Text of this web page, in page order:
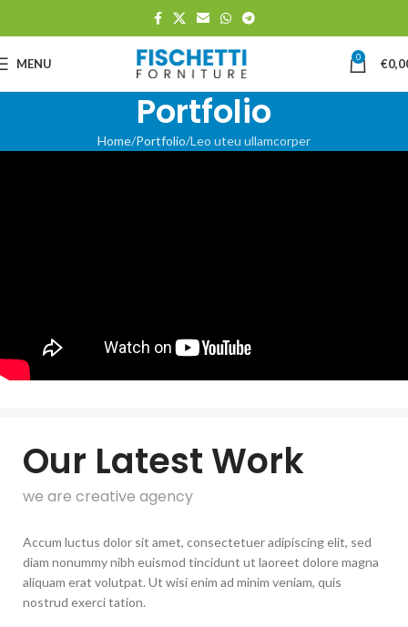
MENU 0 €
Portfolio
Home Portfolio Leo uteu ullamcorper
Our Latest Work
we are creative agency
Accum luctus dolor sit amet, consectetuer adipiscing elit, sed
diam nonummy nibh euismod tincidunt ut laoreet dolore magna
aliquam erat volutpat. Ut wisi enim ad minim veniam, quis
nostrud exerci tation.